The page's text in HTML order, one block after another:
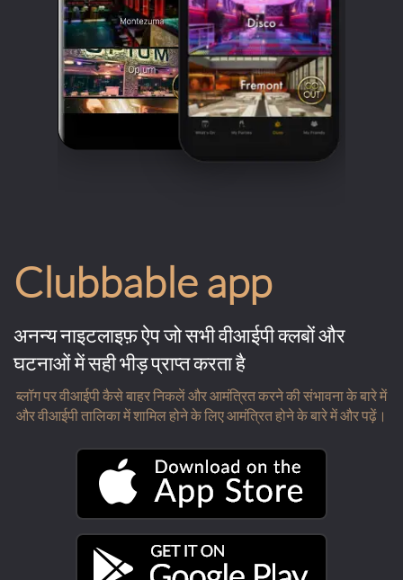
Clubbable app
अनन्य नाइटलाइफ़ ऐप जो सभी वीआईपी क्लबों और
घटनाओं में सही भीड़ प्राप्त करता है
ब्लॉग पर वीआईपी कैसे बाहर निकलें और आमंत्रित करने की संभावना के बारे में
और वीआईपी तालिका में शामिल होने के लिए आमंत्रित होने के बारे में और पढ़ें।